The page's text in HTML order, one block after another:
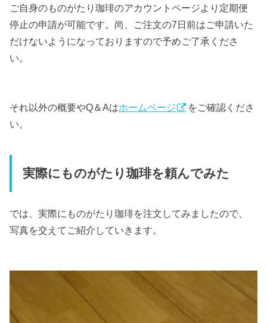
ご自身のものがたり珈琲のアカウントページより定期便
停止の申請が可能です。尚、ご注文の7日前はご申請いた
だけないようになっておりますので予めご了承くださ
い。
それ以外の概要やQ＆Aはホームページ
をご確認くださ
い。
実際にものがたり珈琲を頼んでみた
では、実際にものがたり珈琲を注文してみましたので、
写真を交えてご紹介していきます。